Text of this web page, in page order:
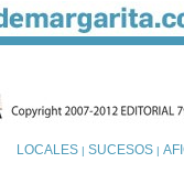
LOCALES| SUCESOS|